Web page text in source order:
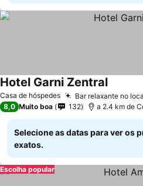
Casa de hóspedes Bar relaxante no
Hotel Garni Zentral
8,0 Muito boa 132 a 2.4 km de
Selecione as datas para ver os
exatos.
Escolha popular